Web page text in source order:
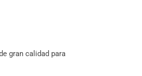
gran calidad para